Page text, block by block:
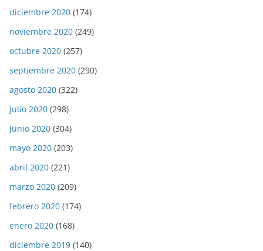
diciembre 2020 (174)
noviembre 2020 (249)
octubre 2020 (257)
septiembre 2020 (290)
agosto 2020 (322)
julio 2020 (298)
junio 2020 (304)
mayo 2020 (203)
abril 2020 (221)
marzo 2020 (209)
febrero 2020 (174)
enero 2020 (168)
diciembre 2019 (140)